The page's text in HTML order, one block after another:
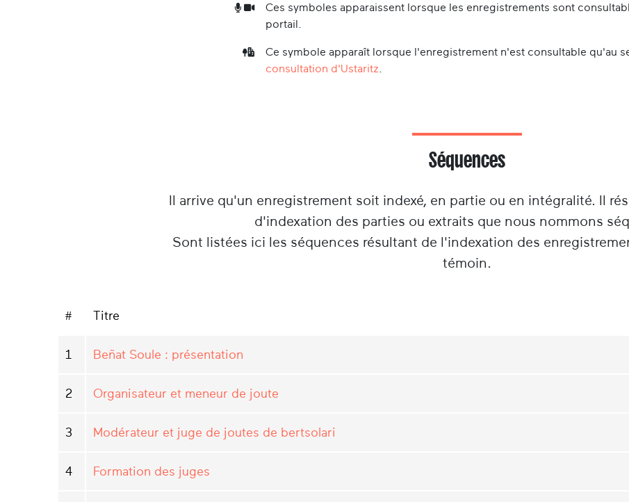
Ces symboles apparaissent lorsque les enregistrements sont
portail.
Ce symbole apparaît lorsque l'enregistrement n'est consultable qu'au
consultation d'Ustaritz
Séquences
Il arrive qu'un enregistrement soit indexé, en partie ou en intégralité. Il
d'indexation des parties ou extraits que nous nommons
Sont listées ici les séquences résultant de l'indexation des
témoin.
# Titre
1 Beñat Soule : présentation
2 Organisateur et meneur de joute
3 Modérateur et juge de joutes de bertsolari
4 Formation des juges